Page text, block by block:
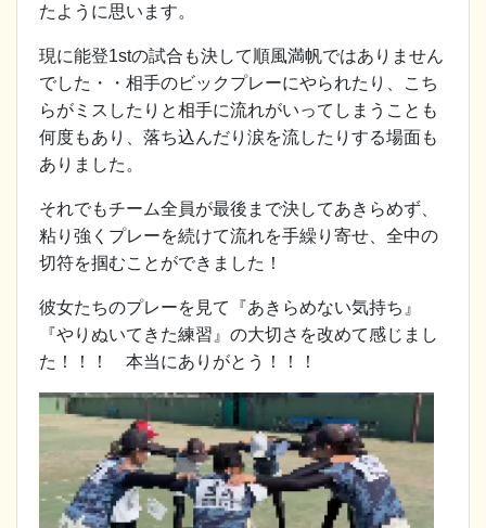
たように思います。
現に能登1stの試合も決して順風満帆ではありません
でした・・相手のビックプレーにやられたり、こち
らがミスしたりと相手に流れがいってしまうことも
何度もあり、落ち込んだり涙を流したりする場面も
ありました。
それでもチーム全員が最後まで決してあきらめず、
粘り強くプレーを続けて流れを手繰り寄せ、全中の
切符を掴むことができました！
彼女たちのプレーを見て『あきらめない気持ち』
『やりぬいてきた練習』の大切さを改めて感じまし
た！！！ 本当にありがとう！！！